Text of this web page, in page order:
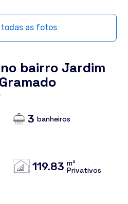
todas as fotos
bairro Jardim
3 banheiros
119.83 m²
Privativos